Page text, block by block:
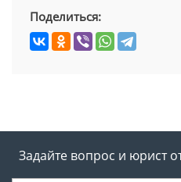
Поделиться:
Задайте вопрос и юрист